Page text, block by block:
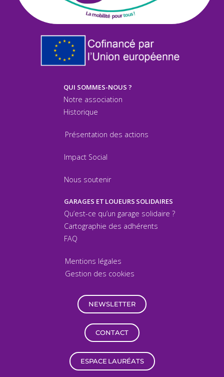
QUI SOMMES-NOUS ?
Notre association
Historique
Présentation des actions
Impact Social
Nous soutenir
GARAGES ET LOUEURS SOLIDAIRES
Qu’est-ce qu’un garage solidaire ?
Cartographie des adhérents
FAQ
Mentions légales
Gestion des cookies
NEWSLETTER
CONTACT
ESPACE LAURÉATS